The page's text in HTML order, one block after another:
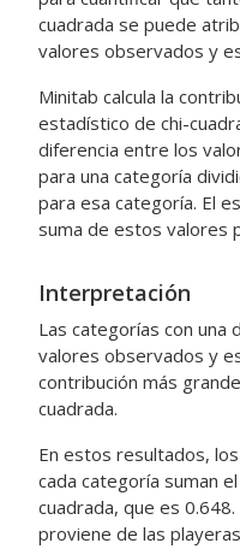
cuadrada se puede
valores observados y
Minitab calcula la
estadístico de chi-
diferencia entre los
para una categoría
para esa categoría. El
suma de estos valores
Interpretación
Las categorías con una
valores observados y
contribución más
cuadrada.
En estos resultados,
cada categoría suman
cuadrada, que es
proviene de las